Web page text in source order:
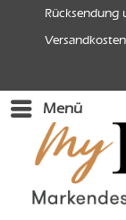
Rücksendung
Menü